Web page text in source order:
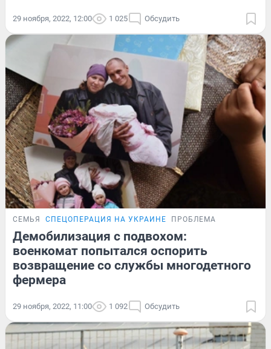
29 ноября, 2022, 12:00 1 025 Обсудить
СЕМЬЯ СПЕЦОПЕРАЦИЯ НА УКРАИНЕ ПРОБЛЕМА
Демобилизация с подвохом:
военкомат попытался оспорить
возвращение со службы многодетного
фермера
29 ноября, 2022, 11:00 1 092 Обсудить